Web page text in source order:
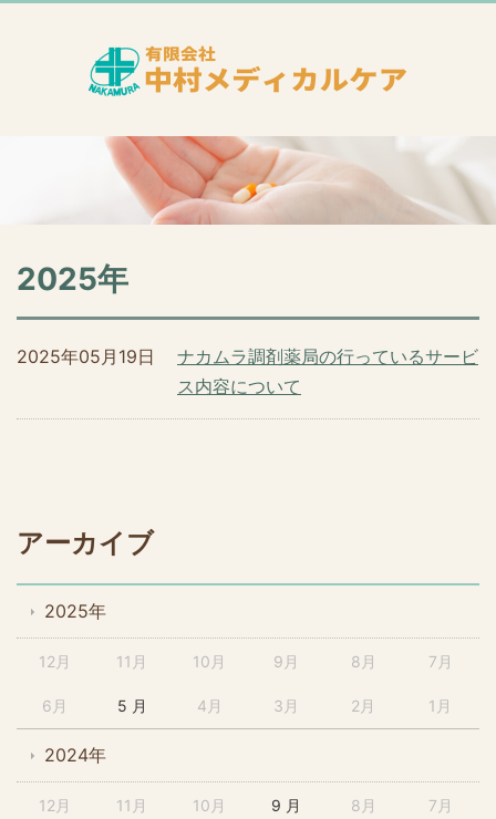
2025年
ナカムラ調剤薬局の行っているサービ
ス内容について
2025年05月19日
アーカイブ
2025年
12月 11月 10月 9月 8月 7月
6月 5 月 4月 3月 2月 1月
2024年
12月 11月 10月 9 月 8月 7月